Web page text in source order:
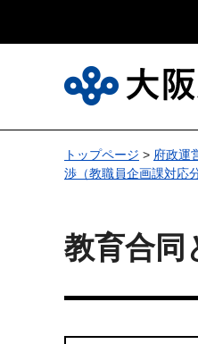
トップページ > 府政運
渉（教職員企画課対応分
教育合同